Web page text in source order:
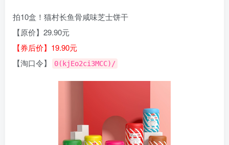
拍10盒！猫村长鱼骨咸味芝士饼干
【原价】29.90元
【券后价】19.90元
【淘口令】
0(kjEo2ci3MCC)/